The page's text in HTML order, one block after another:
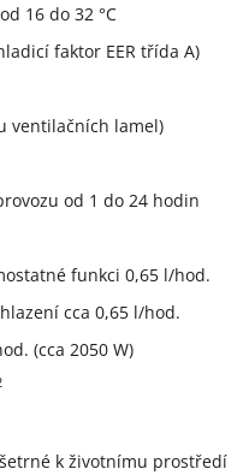
16 do 32 °C
faktor EER třída A)
ventilačních lamel)
od 1 do 24 hodin
funkci 0,65 l/hod.
cca 0,65 l/hod.
(cca 2050 W)
k životnímu prostředí